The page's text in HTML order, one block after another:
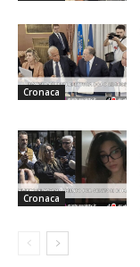
Cronaca
Cronaca